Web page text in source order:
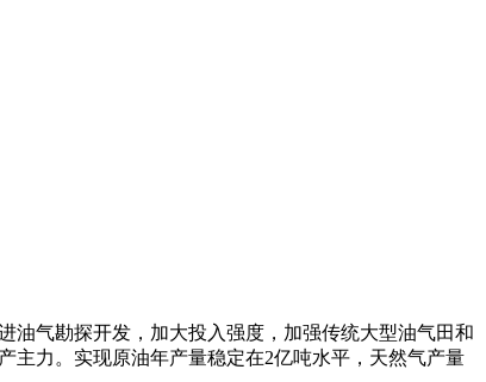
油气勘探开发，加大投入强度，加强传统大型油气田和
主力。实现原油年产量稳定在2亿吨水平，天然气产量